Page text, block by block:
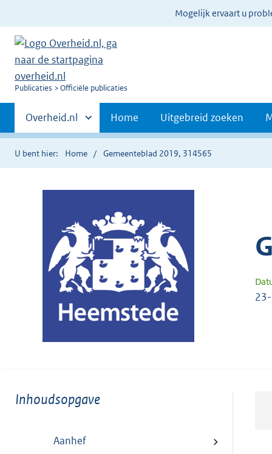
informatie:
Mogelijk ervaart u
U
Publicaties Officiële publicaties
Primaire
navigatie
Andere
sites
binnen
Overheid.nl Home Uitgebreid zoeken
U bent hier: Home Gemeenteblad 2019, 314565
Toon
Inhoudsopgave
Aanhef